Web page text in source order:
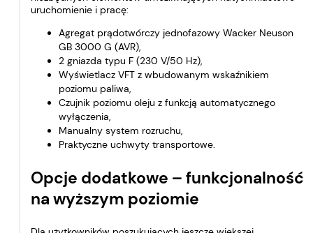
uruchomienie i pracę:
Agregat prądotwórczy jednofazowy Wacker Neuson
GB 3000 G (AVR),
2 gniazda typu F (230 V/50 Hz),
Wyświetlacz VFT z wbudowanym wskaźnikiem
poziomu paliwa,
Czujnik poziomu oleju z funkcją automatycznego
wyłączenia,
Manualny system rozruchu,
Praktyczne uchwyty transportowe.
Opcje dodatkowe – funkcjonalność
na wyższym poziomie